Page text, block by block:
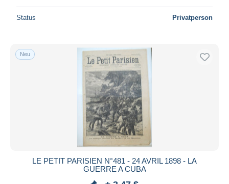
Status Privatperson
Neu
LE PETIT PARISIEN N°481 - 24 AVRIL 1898 - LA
GUERRE A CUBA